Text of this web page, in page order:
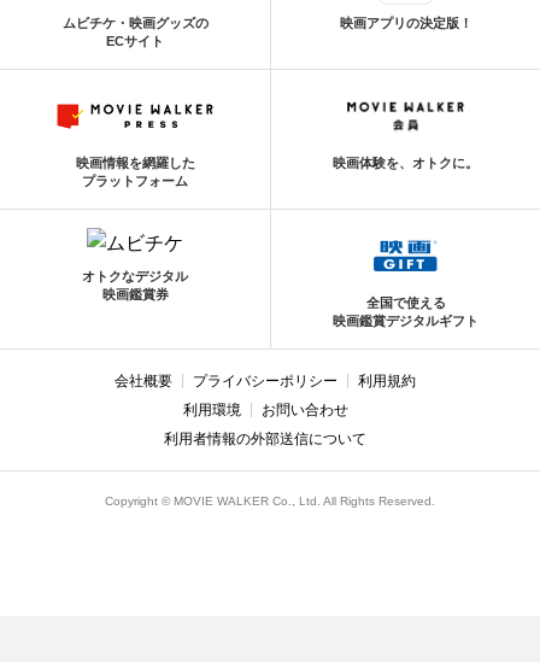
ムビチケ・映画グッズの
ECサイト
映画アプリの決定版！
映画情報を網羅した
プラットフォーム
映画体験を、オトクに。
オトクなデジタル
映画鑑賞券
全国で使える
映画鑑賞デジタルギフト
会社概要 プライバシーポリシー
利用規約
利用環境
お問い合わせ
利用者情報の外部送信について
Copyright © MOVIE WALKER Co., Ltd. All Rights Reserved.